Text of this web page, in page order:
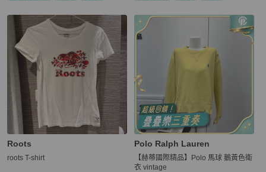
Roots
roots T-shirt
Polo Ralph Lauren
【赫蒂國際精品】Polo 馬球 鵝黃色衛
衣 vintage